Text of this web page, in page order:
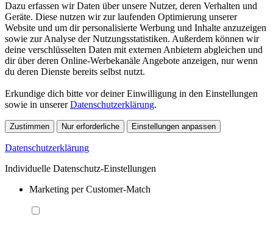
Dazu erfassen wir Daten über unsere Nutzer, deren Verhalten und
Geräte. Diese nutzen wir zur laufenden Optimierung unserer
Website und um dir personalisierte Werbung und Inhalte anzuzeigen
sowie zur Analyse der Nutzungsstatistiken. Außerdem können wir
deine verschlüsselten Daten mit externen Anbietern abgleichen und
dir über deren Online-Werbekanäle Angebote anzeigen, nur wenn
du deren Dienste bereits selbst nutzt.
Erkundige dich bitte vor deiner Einwilligung in den Einstellungen
sowie in unsererDatenschutzerklärung.
Zustimmen Nur erforderliche Einstellungen anpassen
Datenschutzerklärung
Individuelle Datenschutz-Einstellungen
Marketing per Customer-Match